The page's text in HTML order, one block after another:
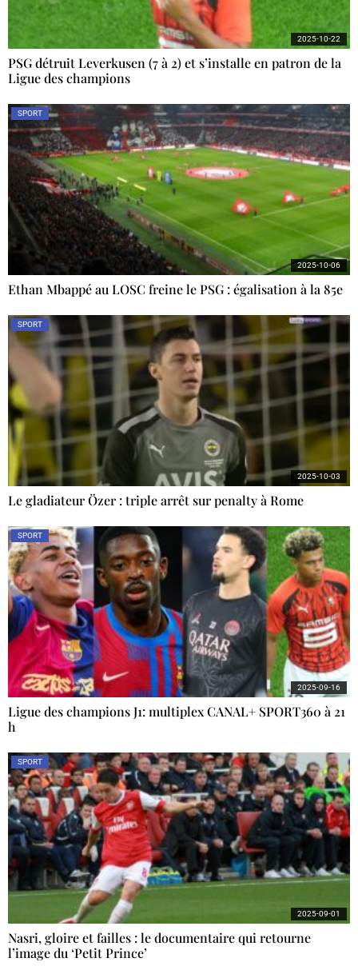
PSG détruit Leverkusen (7 à 2) et s’installe en patron de la
Ligue des champions
2025-10-22
SPORT
Ethan Mbappé au LOSC freine le PSG : égalisation à la 85e
2025-10-06
SPORT
Le gladiateur Özer : triple arrêt sur penalty à Rome
2025-10-03
SPORT
Ligue des champions J1: multiplex CANAL+ SPORT360 à 21
h
2025-09-16
SPORT
Nasri, gloire et failles : le documentaire qui retourne
l’image du ‘Petit Prince’
2025-09-01